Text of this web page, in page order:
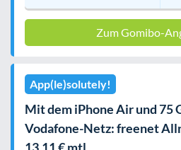
Zum Gomibo-
App(le)solutely!
Mit dem iPhone Air und 75
Vodafone-Netz: freenet